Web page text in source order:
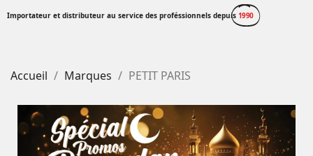
Importateur et distributeur au service des proféssionnels depuis 1990
Accueil Marques PETIT PARIS